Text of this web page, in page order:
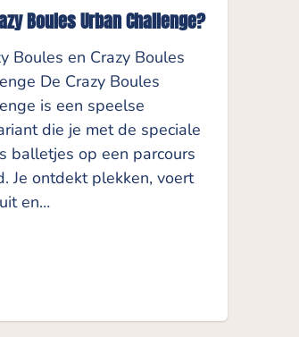
Boules Urban Challenge?
Boules en Crazy Boules
De Crazy Boules
is een speelse
die je met de speciale
balletjes op een parcours
Je ontdekt plekken, voert
en…